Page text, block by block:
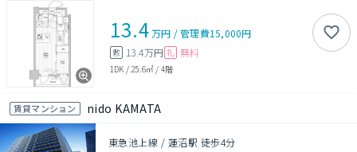
13.4万円 /管理費15,000円
敷 13.4万円 礼 無料
1DK / 25.6㎡ / 4階
賃貸マンション nido KAMATA
東急池上線 / 蓮沼駅 徒歩4分